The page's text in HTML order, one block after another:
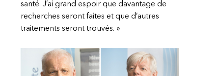
santé. J’ai grand espoir que davantage de
recherches seront faites et que d’autres
traitements seront trouvés. »